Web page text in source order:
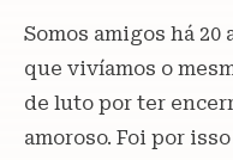
Somos amigos há
que vivíamos o
de luto por ter
amoroso. Foi por